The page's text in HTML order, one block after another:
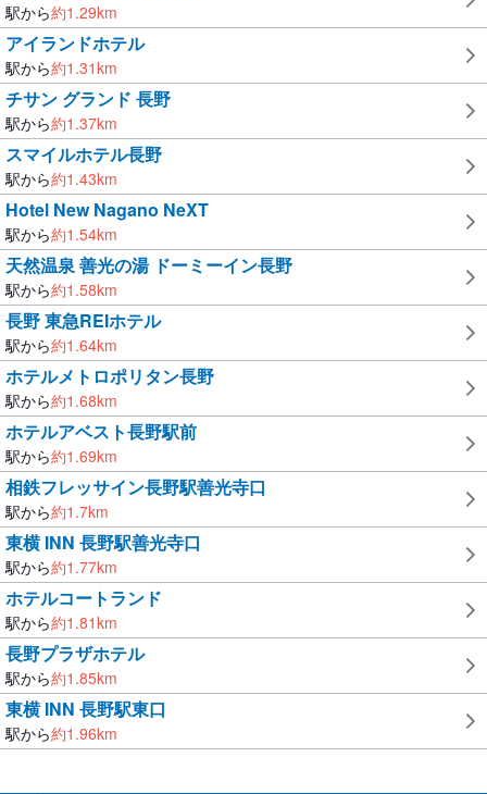
駅から約1.29km
アイランドホテル
駅から約1.31km
チサン グランド 長野
駅から約1.37km
スマイルホテル長野
駅から約1.43km
Hotel New Nagano NeXT
駅から約1.54km
天然温泉 善光の湯 ドーミーイン長野
駅から約1.58km
長野 東急REIホテル
駅から約1.64km
ホテルメトロポリタン長野
駅から約1.68km
ホテルアベスト長野駅前
駅から約1.69km
相鉄フレッサイン長野駅善光寺口
駅から約1.7km
東横 INN 長野駅善光寺口
駅から約1.77km
ホテルコートランド
駅から約1.81km
長野プラザホテル
駅から約1.85km
東横 INN 長野駅東口
駅から約1.96km